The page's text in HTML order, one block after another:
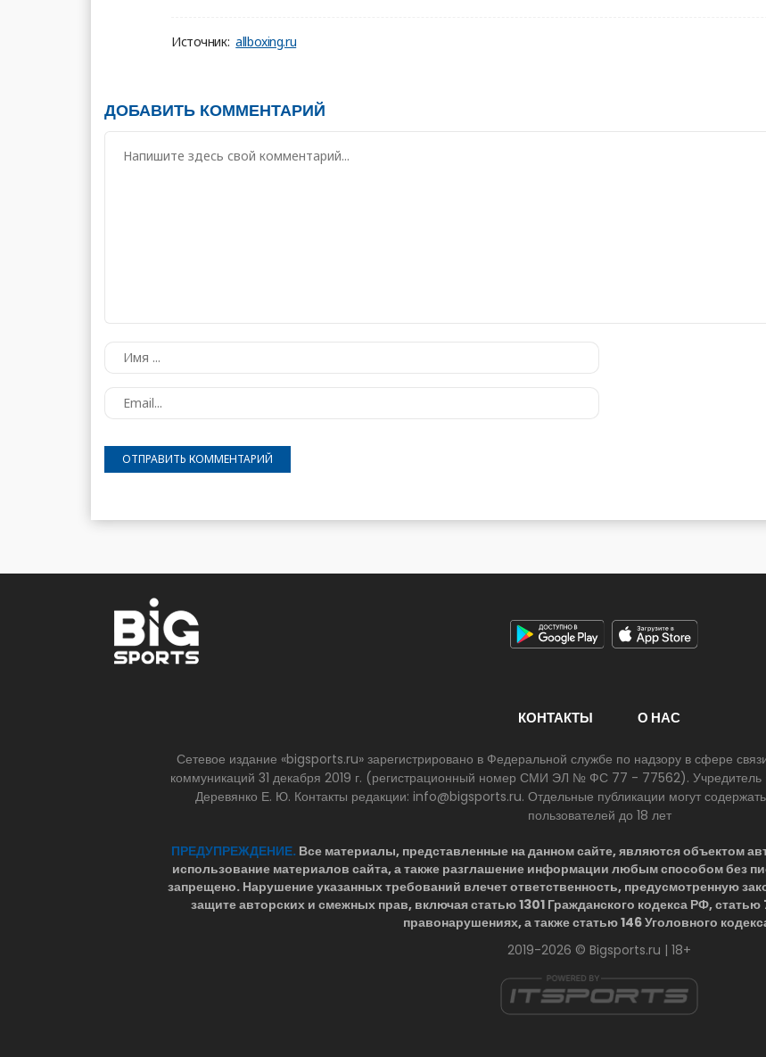
Источник: allboxing.ru
ДОБАВИТЬ КОММЕНТАРИЙ
КОНТАКТЫ О НАС
Сетевое издание «bigsports.ru» зарегистрировано в Федеральной службе по надзору в сфере
коммуникаций 31 декабря 2019 г. (регистрационный номер СМИ ЭЛ № ФС 77 - 77562).
Деревянко Е. Ю. Контакты редакции: info@bigsports.ru. Отдельные публикации могут
пользователей до 18 лет
ПРЕДУПРЕЖДЕНИЕ.Все материалы, представленные на данном сайте, являются объектом
использование материалов сайта, а также разглашение информации любым способом без
запрещено. Нарушение указанных требований влечет ответственность, предусмотренную
защите авторских и смежных прав, включая статью 1301 Гражданского кодекса РФ,
правонарушениях, а также статью 146 Уголовного
2019-2026 © Bigsports.ru | 18+